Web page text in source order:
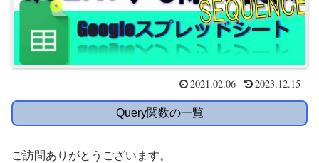
2021.02.06 2023.12.15
Query関数の一覧
ご訪問ありがとうございます。